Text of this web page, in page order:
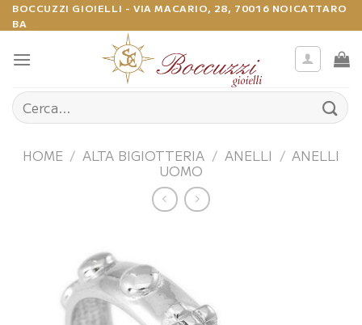
Salta
ai
contenuti
BOCCUZZI GIOIELLI - VIA MACARIO, 28, 70016 NOICATTARO
BA
Cerca:
HOME / ALTA BIGIOTTERIA / ANELLI / ANELLI
UOMO